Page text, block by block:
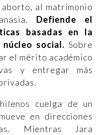
al matrimonio
Defiende el
basadas en la
social. Sobre
el mérito académico
y entregar más
cuelga de un
en direcciones
Mientras Jara